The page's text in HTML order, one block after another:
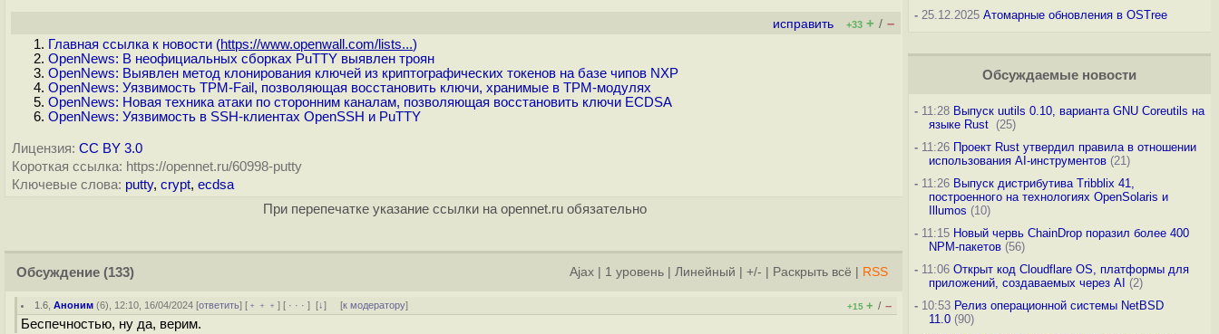
исправить +33 + / –
Главная ссылка к новости (https://www.openwall.com/lists...)
OpenNews: В неофициальных сборках PuTTY выявлен троян
OpenNews: Выявлен метод клонирования ключей из криптографических токенов на базе чипов NXP
OpenNews: Уязвимость TPM-Fail, позволяющая восстановить ключи, хранимые в TPM-модулях
OpenNews: Новая техника атаки по сторонним каналам, позволяющая восстановить ключи ECDSA
OpenNews: Уязвимость в SSH-клиентах OpenSSH и PuTTY
Лицензия: CC BY 3.0
Короткая ссылка: https://opennet.ru/60998-putty
Ключевые слова: putty, crypt, ecdsa
При перепечатке указание ссылки на opennet.ru обязательно
Обсуждение (133) Ajax 1 уровень Линейный +/- Раскрыть всё RSS
1.6 ,Аноним (6), 12:10, 16/04/2024 [ответить] [ ﹢﹢﹢] [ · · ·][↓] [к модератору] +15 + / –
Беспечностью, ну да, верим.
-25.12.2025 Атомарные обновления в OSTree
Обсуждаемые новости
-11:28 Выпуск uutils 0.10, варианта GNU Coreutils на
языке Rust (25)
-11:26 Проект Rust утвердил правила в отношении
использования AI-инструментов(21)
-11:26 Выпуск дистрибутива Tribblix 41,
построенного на технологиях OpenSolaris и
Illumos (10)
-11:15 Новый червь ChainDrop поразил более 400
NPM-пакетов(56)
-11:06 Открыт код Cloudflare OS, платформы для
приложений, создаваемых через AI (2)
-10:53 Релиз операционной системы NetBSD
11.0(90)